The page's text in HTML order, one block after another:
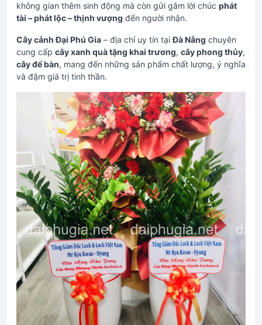
không gian thêm sinh động mà còn gửi gắm lời chúc phát
tài – phát lộc – thịnh vượng đến người nhận.
Cây cảnh Đại Phú Gia – địa chỉ uy tín tạiĐà Nẵng chuyên
cung cấp cây xanh quà tặng khai trương, cây phong thủy,
cây để bàn, mang đến những sản phẩm chất lượng, ý nghĩa
và đậm giá trị tinh thần.